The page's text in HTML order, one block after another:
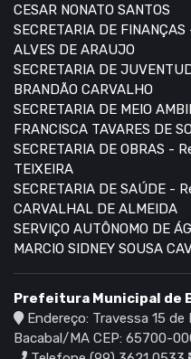
CESAR NONATO SANTOS
SECRETARIA DE
ALVES DE ARAUJO
SECRETARIA DE
BRANDÃO CARVALHO
SECRETARIA DE MEIO
FRANCISCA TAVARES DE
SECRETARIA DE OBRAS -
TEIXEIRA
SECRETARIA DE SAÚDE -
CARVALHAL DE ALMEIDA
SERVIÇO AUTÔNOMO DE
MARCIO SIDNEY SOUSA
Prefeitura Municipal de
Endereço: Travessa 15
Bacabal/MA CEP: 65700-